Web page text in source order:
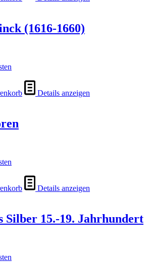
(1616-1660)
Details anzeigen
Details anzeigen
Silber 15.-19. Jahrhundert